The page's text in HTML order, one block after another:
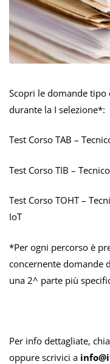
Scopri le domande tipo
durante la I selezione*:
Test Corso TAB –
Test Corso TIB –
Test Corso TOHT –
IoT
*Per ogni percorso è
concernente domande
una 2^ parte più
Per info dettagliate,
oppure scrivici a